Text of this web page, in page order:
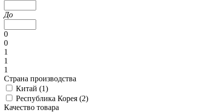
До
0
0
1
1
1
Страна производства
Китай (1)
Республика Корея (2)
Качество товара